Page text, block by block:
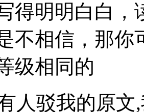
得明明白白
不相信，那你
级相同的
驳我的原文,